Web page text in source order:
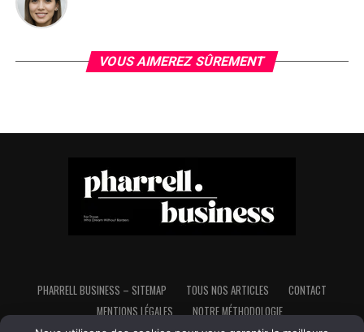
VOUS AIMEREZ SÛREMENT
PHARRELL BUSINESS – SITEMAP TOUS NOS ARTICLES
CONTACT
MENTIONS LÉGALES
NOTRE MÉTHODOLOGIE